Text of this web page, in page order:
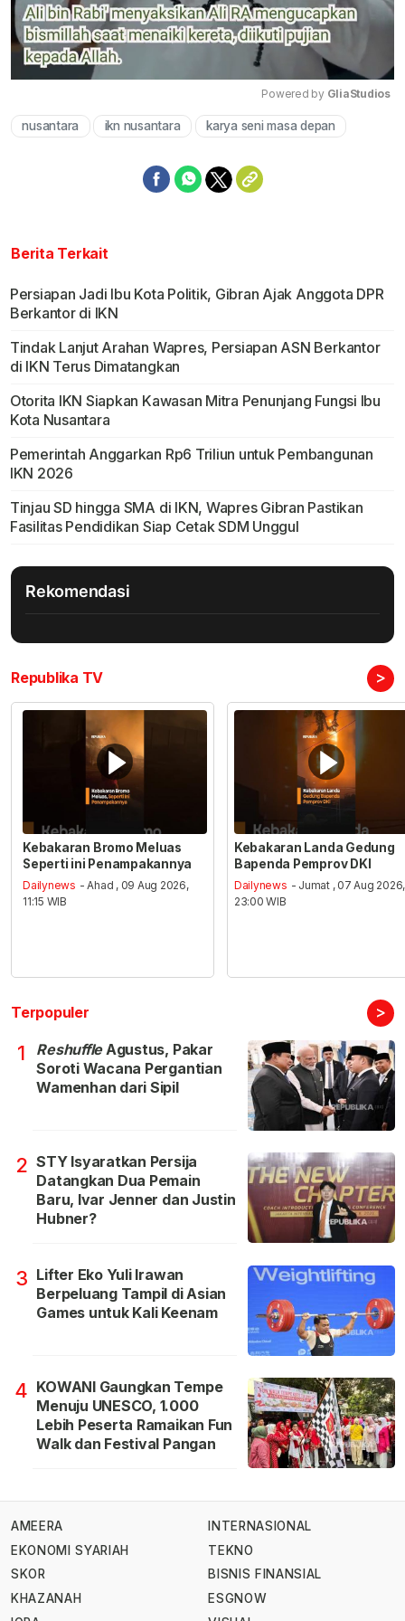
Mute
Powered by GliaStudios
nusantara ikn nusantara karya seni masa depan
Berita Terkait
Persiapan Jadi Ibu Kota Politik, Gibran Ajak Anggota DPR
Berkantor di IKN
Tindak Lanjut Arahan Wapres, Persiapan ASN Berkantor
di IKN Terus Dimatangkan
Otorita IKN Siapkan Kawasan Mitra Penunjang Fungsi Ibu
Kota Nusantara
Pemerintah Anggarkan Rp6 Triliun untuk Pembangunan
IKN 2026
Tinjau SD hingga SMA di IKN, Wapres Gibran Pastikan
Fasilitas Pendidikan Siap Cetak SDM Unggul
Rekomendasi
Republika TV >
Kebakaran Bromo Meluas
Seperti ini Penampakannya
Dailynews - Ahad , 09 Aug 2026,
11:15 WIB
Kebakaran Landa Gedung
Bapenda Pemprov DKI
Dailynews - Jumat , 07 Aug 2026,
23:00 WIB
Terpopuler >
1 ReshuffleAgustus, Pakar
Soroti Wacana Pergantian
Wamenhan dari Sipil
2 STY Isyaratkan Persija
Datangkan Dua Pemain
Baru, Ivar Jenner dan Justin
Hubner?
3 Lifter Eko Yuli Irawan
Berpeluang Tampil di Asian
Games untuk Kali Keenam
4 KOWANI Gaungkan Tempe
Menuju UNESCO, 1.000
Lebih Peserta Ramaikan Fun
Walk dan Festival Pangan
AMEERA
EKONOMI SYARIAH
SKOR
KHAZANAH
INTERNASIONAL
TEKNO
BISNIS FINANSIAL
ESGNOW